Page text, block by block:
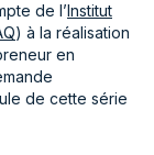
de l’Institut
) à la réalisation
en
de cette série